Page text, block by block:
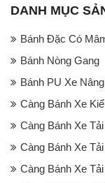
DANH MỤC
Bánh Đặc Có
Bánh Nòng Gang
Bánh PU Xe
Càng Bánh Xe
Càng Bánh Xe
Càng Bánh Xe
Càng Bánh Xe